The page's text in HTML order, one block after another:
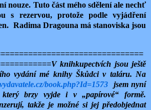
nouze. Tuto část mého sdělení ale nechť
s rezervou, protože podle vyjádření
Radima Dragouna má stanoviska jsou
V knihkupectvích jsou ještě
vydání mé knihy Škůdci v taláru. Na
book.php?Id=1573jsem nyní
brzy vyjde i v „papírové“ formě.
takže je možné si jej předobjednat